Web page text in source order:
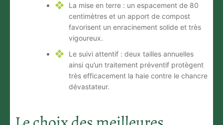
La mise en terre : un espacement de 80
centimètres et un apport de compost
favorisent un enracinement solide et très
vigoureux.
Le suivi attentif : deux tailles annuelles
ainsi qu’un traitement préventif protègent
très efficacement la haie contre le chancre
dévastateur.